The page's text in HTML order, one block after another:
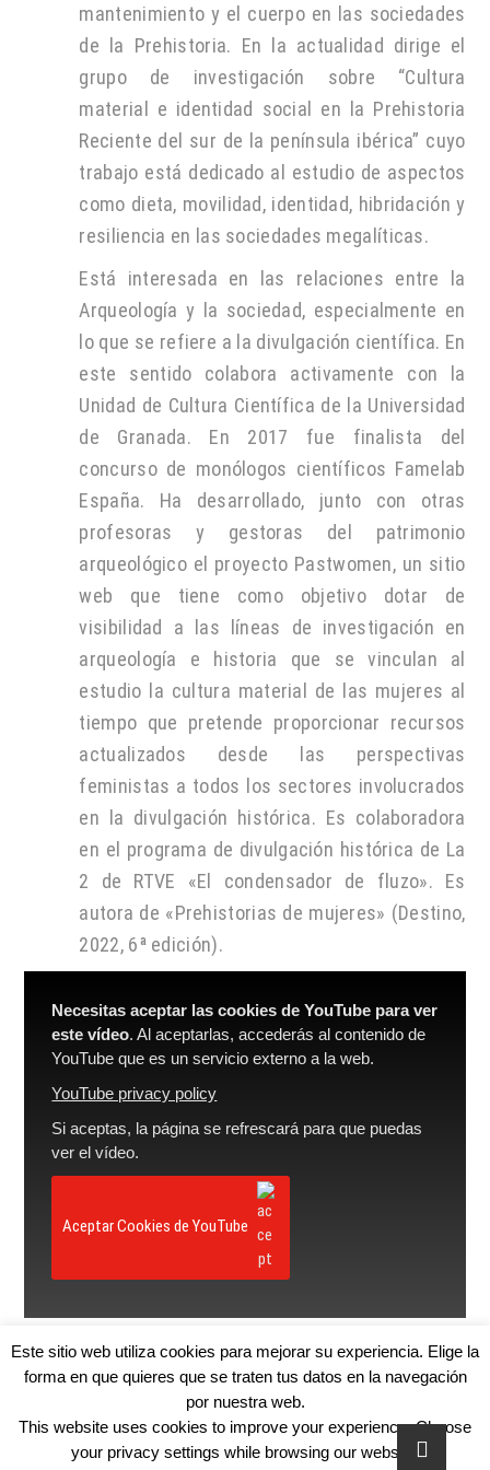
mantenimiento y el cuerpo en las sociedades
de la Prehistoria. En la actualidad dirige el
grupo de investigación sobre “Cultura
material e identidad social en la Prehistoria
Reciente del sur de la península ibérica” cuyo
trabajo está dedicado al estudio de aspectos
como dieta, movilidad, identidad, hibridación y
resiliencia en las sociedades megalíticas.
Está interesada en las relaciones entre la
Arqueología y la sociedad, especialmente en
lo que se refiere a la divulgación científica. En
este sentido colabora activamente con la
Unidad de Cultura Científica de la Universidad
de Granada. En 2017 fue finalista del
concurso de monólogos científicos Famelab
España. Ha desarrollado, junto con otras
profesoras y gestoras del patrimonio
arqueológico el proyecto Pastwomen, un sitio
web que tiene como objetivo dotar de
visibilidad a las líneas de investigación en
arqueología e historia que se vinculan al
estudio la cultura material de las mujeres al
tiempo que pretende proporcionar recursos
actualizados desde las perspectivas
feministas a todos los sectores involucrados
en la divulgación histórica. Es colaboradora
en el programa de divulgación histórica de La
2 de RTVE «El condensador de fluzo». Es
autora de «Prehistorias de mujeres» (Destino,
2022, 6ª edición).
Necesitas aceptar las cookies de YouTube para ver
este vídeo. Al aceptarlas, accederás al contenido de
YouTube que es un servicio externo a la web.
YouTube privacy policy
Si aceptas, la página se refrescará para que puedas
ver el vídeo.
Aceptar Cookies de YouTube
TEDxVitoriaGasteiz| Diseñado por:Theme Freesia|WordPress
Este sitio web utiliza cookies para mejorar su experiencia. Elige la
forma en que quieres que se traten tus datos en la navegación
por nuestra web.
This website uses cookies to improve your experience. Choose
your privacy settings while browsing our website.